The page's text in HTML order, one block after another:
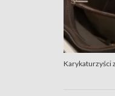
Karykaturzyści